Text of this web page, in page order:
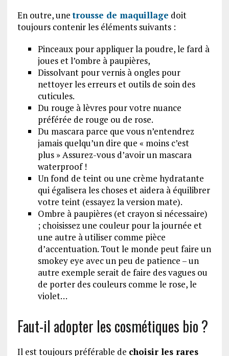
En outre, unetrousse de maquillage doit
toujours contenir les éléments suivants :
Pinceaux pour appliquer la poudre, le fard à
joues et l’ombre à paupières,
Dissolvant pour vernis à ongles pour
nettoyer les erreurs et outils de soin des
cuticules.
Du rouge à lèvres pour votre nuance
préférée de rouge ou de rose.
Du mascara parce que vous n’entendrez
jamais quelqu’un dire que « moins c’est
plus » Assurez-vous d’avoir un mascara
waterproof !
Un fond de teint ou une crème hydratante
qui égalisera les choses et aidera à équilibrer
votre teint (essayez la version mate).
Ombre à paupières (et crayon si nécessaire)
; choisissez une couleur pour la journée et
une autre à utiliser comme pièce
d’accentuation. Tout le monde peut faire un
smokey eye avec un peu de patience – un
autre exemple serait de faire des vagues ou
de porter des couleurs comme le rose, le
violet…
Faut-il adopter les cosmétiques bio ?
Il est toujours préférable de choisir les rares